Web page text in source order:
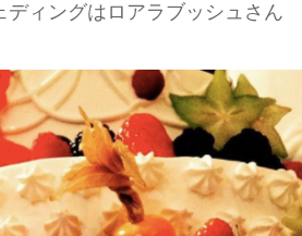
ィングはロアラブッシュさん